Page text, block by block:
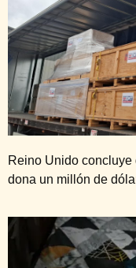
Reino Unido
dona un millón de